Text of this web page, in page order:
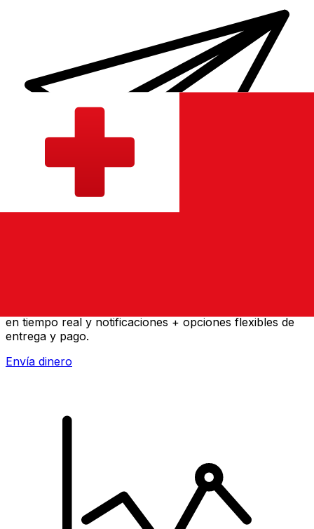
en tiempo real y notificaciones + opciones flexibles de
entrega y pago.
Envía dinero